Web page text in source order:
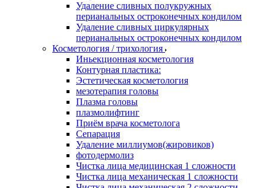
Удаление сливных полукружных
перианальных остроконечных кондилом
Удаление сливных циркулярных
перианальных остроконечных кондилом
Косметология / трихология
Иньекционная косметология
Контурная пластика:
Эстетическая косметология
мезотерапия головы
Плазма головы
плазмолифтинг
Приём врача косметолога
Сепарация
Удаление миллиумов(жировиков)
фотодермолиз
Чистка лица медицинская 1 сложности
Чистка лица механическая 1 сложности